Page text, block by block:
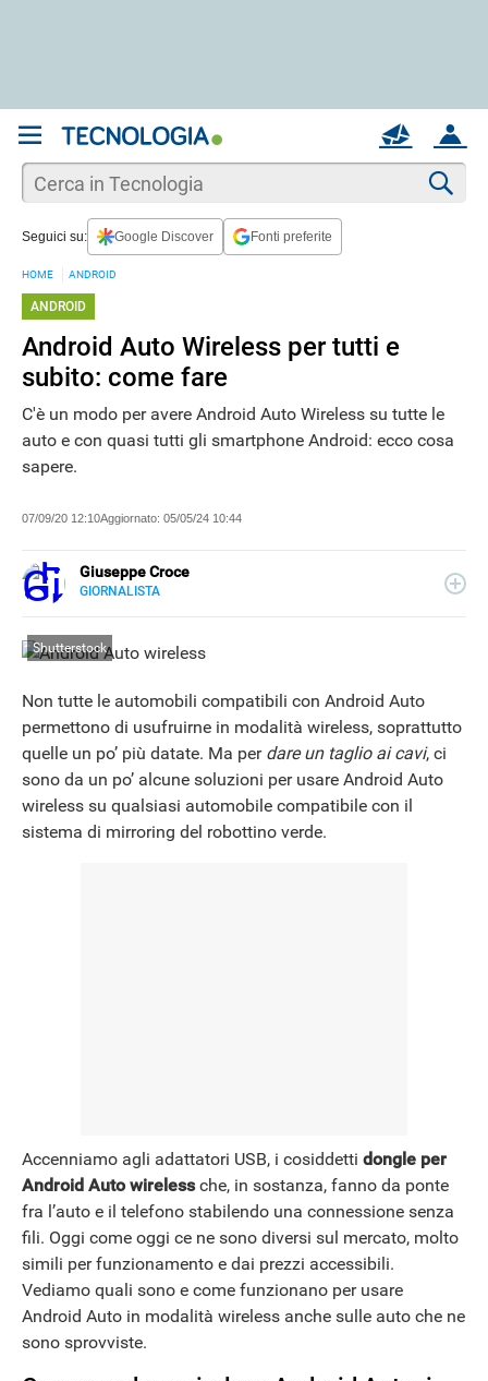
ACCOUNT
MAIL
Seguici su: Google Discover Fonti preferite
HOME ANDROID
ANDROID
Android Auto Wireless per tutti e
subito: come fare
C'è un modo per avere Android Auto Wireless su tutte le
auto e con quasi tutti gli smartphone Android: ecco cosa
sapere.
07/09/20 12:10Aggiornato: 05/05/24 10:44
Giuseppe Croce
GIORNALISTA
automotive. È entrato in Libero Tecnologia nel 2018.
Shutterstock
Non tutte le automobili compatibili con Android Auto
permettono di usufruirne in modalità wireless, soprattutto
quelle un po’ più datate. Ma perdare un taglio ai cavi, ci
sono da un po’ alcune soluzioni per usare Android Auto
wireless su qualsiasi automobile compatibile con il
sistema di mirroring del robottino verde.
Accenniamo agli adattatori USB, i cosiddetti dongle per
Android Auto wirelessche, in sostanza, fanno da ponte
fra l’auto e il telefono stabilendo una connessione senza
fili. Oggi come oggi ce ne sono diversi sul mercato, molto
simili per funzionamento e dai prezzi accessibili.
Vediamo quali sono e come funzionano per usare
Android Auto in modalità wireless anche sulle auto che ne
sono sprovviste.